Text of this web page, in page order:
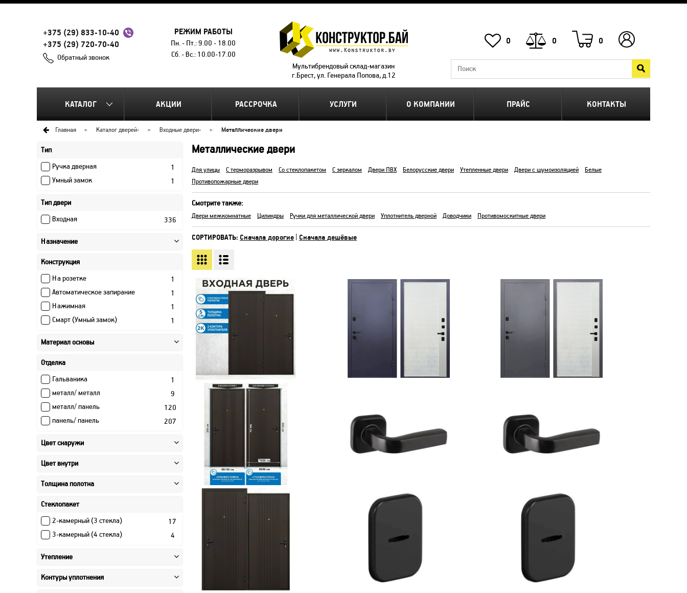
+375 (29) 833-10-40
+375 (29) 720-70-40
Обратный звонок
РЕЖИМ РАБОТЫ
Пн. - Пт.: 9.00 - 18.00
Сб. - Вс.: 10.00-17.00
Мультибрендовый склад-магазин
г.Брест, ул. Генерала Попова, д.12
0 0 0
КАТАЛОГ АКЦИИ РАССРОЧКА УСЛУГИ О КОМПАНИИ ПРАЙС КОНТАКТЫ
Главная Каталог дверей- Входные двери- Металлические двери
Тип
Ручка дверная
1
Умный замок
1
Тип двери
Входная
336
Назначение
Конструкция
На розетке
1
Автоматическое запирание
1
Нажимная
1
Смарт (Умный замок)
1
Материал основы
Отделка
Гальваника
1
металл/ металл
9
металл/ панель
120
панель/ панель
207
Цвет снаружи
Цвет внутри
Толщина полотна
Стеклопакет
2-камерный (3 стекла)
17
3-камерный (4 стекла)
4
Утепление
Контуры уплотнения
Металлические двери
Для улицы С терморазрывом Со стеклопакетом С зеркалом Двери ПВХ Белорусские двери Утепленные двери Двери с шумоизоляцией
Белые
Противопожарные двери
Смотрите также:
Двери межкомнатные Цилиндры Ручки для металлической двери Уплотнитель дверной Доводчики Противомоскитные двери
СОРТИРОВАТЬ: Сначала дорогие Сначала дешёвые